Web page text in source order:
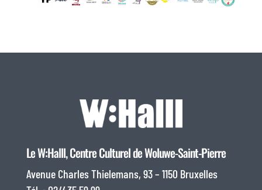
Le W:Halll, Centre Culturel de Woluwe-Saint-Pierre
Avenue Charles Thielemans, 93 – 1150 Bruxelles